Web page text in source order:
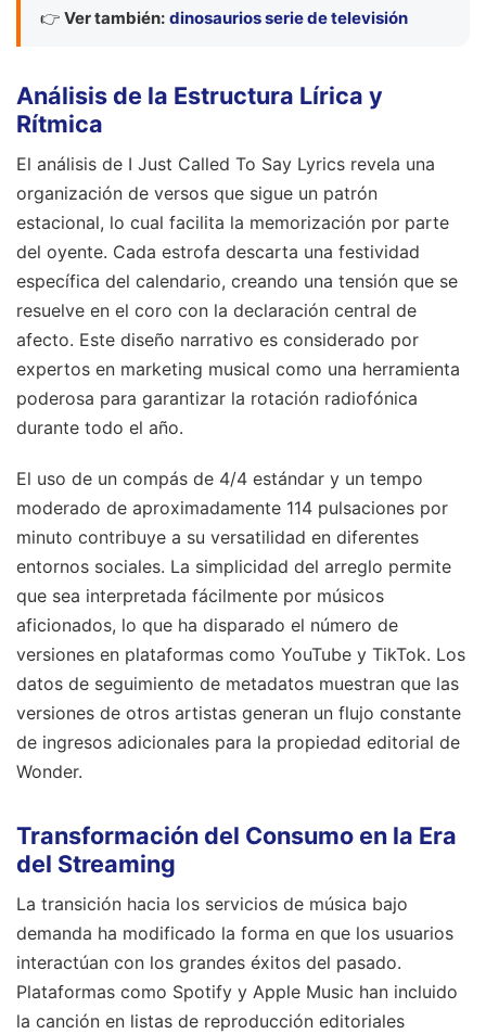
👉 Ver también: dinosaurios serie de televisión
Análisis de la Estructura Lírica y
Rítmica
El análisis de I Just Called To Say Lyrics revela una
organización de versos que sigue un patrón
estacional, lo cual facilita la memorización por parte
del oyente. Cada estrofa descarta una festividad
específica del calendario, creando una tensión que se
resuelve en el coro con la declaración central de
afecto. Este diseño narrativo es considerado por
expertos en marketing musical como una herramienta
poderosa para garantizar la rotación radiofónica
durante todo el año.
El uso de un compás de 4/4 estándar y un tempo
moderado de aproximadamente 114 pulsaciones por
minuto contribuye a su versatilidad en diferentes
entornos sociales. La simplicidad del arreglo permite
que sea interpretada fácilmente por músicos
aficionados, lo que ha disparado el número de
versiones en plataformas como YouTube y TikTok. Los
datos de seguimiento de metadatos muestran que las
versiones de otros artistas generan un flujo constante
de ingresos adicionales para la propiedad editorial de
Wonder.
Transformación del Consumo en la Era
del Streaming
La transición hacia los servicios de música bajo
demanda ha modificado la forma en que los usuarios
interactúan con los grandes éxitos del pasado.
Plataformas como Spotify y Apple Music han incluido
la canción en listas de reproducción editoriales